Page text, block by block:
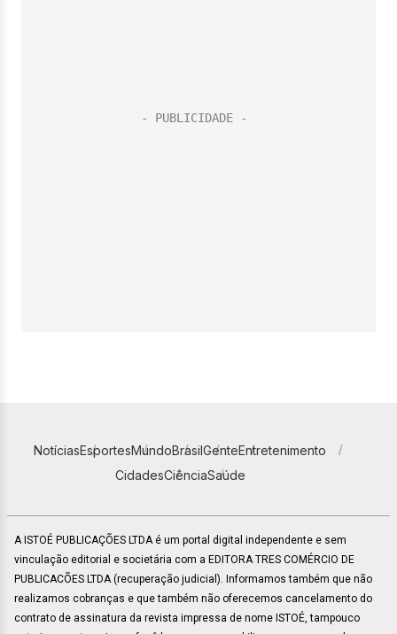
NotíciasEsportesMundoBrasilGenteEntretenimento
CidadesCiênciaSaúde
A ISTOÉ PUBLICAÇÕES LTDA é um portal digital independente e sem
vinculação editorial e societária com a EDITORA TRES COMÉRCIO DE
PUBLICACÕES LTDA (recuperação judicial). Informamos também que não
realizamos cobranças e que também não oferecemos cancelamento do
contrato de assinatura da revista impressa de nome ISTOÉ, tampouco